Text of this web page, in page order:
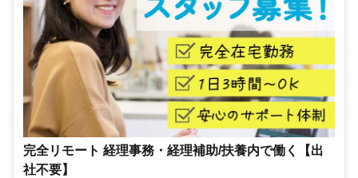
完全リモート 経理事務・経理補助/扶養内で働く【出
社不要】